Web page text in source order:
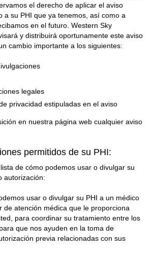
el derecho de aplicar el aviso
a su PHI que ya tenemos, así como a
en el futuro. Western Sky
y distribuirá oportunamente este aviso
cambio importante a los siguientes:
legales
privacidad estipuladas en el aviso
en nuestra página web cualquier aviso
permitidos de su PHI:
de cómo podemos usar o divulgar su
autorización:
usar o divulgar su PHI a un médico
de atención médica que le proporciona
para coordinar su tratamiento entre los
que nos ayuden en la toma de
previa relacionadas con sus